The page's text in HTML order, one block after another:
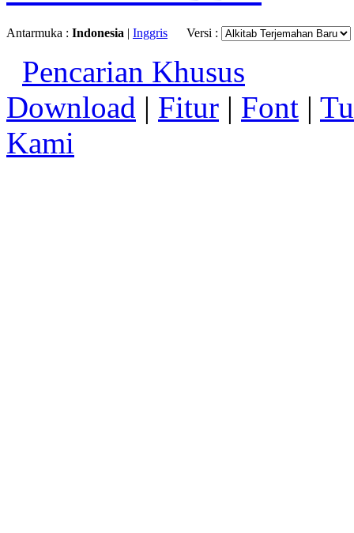
Antarmuka : Indonesia | Inggris Versi :
Pencarian Khusus
Download | Fitur | Font |
Kami